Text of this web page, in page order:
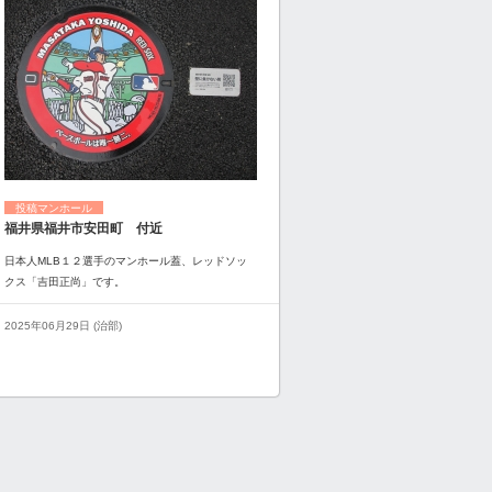
投稿マンホール
福井県福井市安田町 付近
日本人MLB１２選手のマンホール蓋、レッドソッ
クス「吉田正尚」です。
2025年06月29日 (治部)